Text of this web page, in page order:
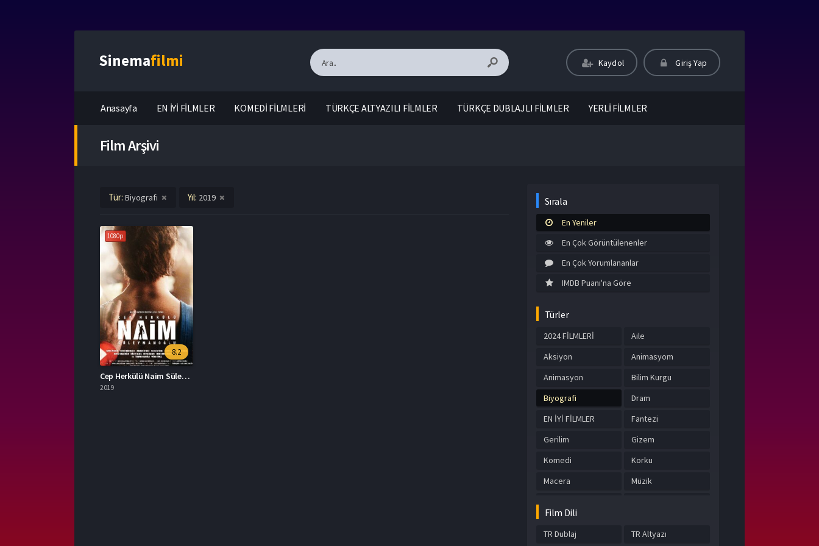
Sinemafilmi Kaydol Giriş Yap
Anasayfa EN İYİ FİLMLER KOMEDİ FİLMLERİ TÜRKÇE ALTYAZILI FİLMLER TÜRKÇE DUBLAJLI FİLMLER YERLİ FİLMLER
Film Arşivi
Tür: Biyografi Yıl: 2019
1080p
8.2
Cep Herkülü Naim Süleymanoğlu İzle
2019
Sırala
En Yeniler
En Çok Görüntülenenler
En Çok Yorumlananlar
IMDB Puanı'na Göre
Türler
2024 FİLMLERİ
Aile
Aksiyon
Animasyom
Animasyon
Bilim Kurgu
Biyografi
Dram
EN İYİ FİLMLER
Fantezi
Gerilim
Gizem
Komedi
Korku
Macera
Müzik
FİLMLER
Film Dili
TR Dublaj TR Altyazı